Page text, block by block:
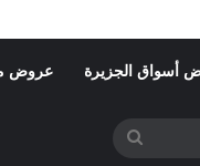
أسواق الجزيرة عروض
بحث